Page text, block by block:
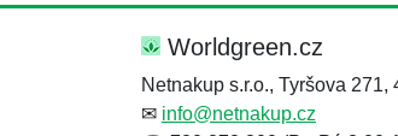
Zpráva*
Zpráva*
Worldgreen.cz
Netnakup s.r.o., Tyršova 271,
✉ info@netnakup.cz